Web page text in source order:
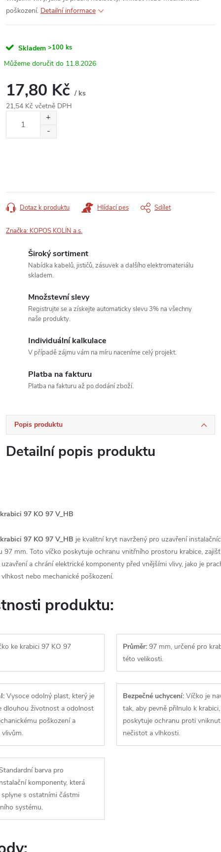
poškození. Detailní informace
Skladem >100 ks
11.8.2026
17,80 Kč / ks
21,54 Kč včetně DPH
Dotaz k produktu Hlídací pes Sdílet
Značka: KOPOS KOLÍN a.s.
Široký sortiment
Nabídka kabelů, jističů, zásuvek a dalšího elektromateriálu
skladem.
Množstevní slevy
Registrujte se a získejte automaticky slevu 3% na všechny
naše produkty.
Individuální kalkulace
V případě zájmu vám na míru naceníme celý projekt.
Platba na fakturu
Platba na fakturu až po dodání zboží.
Popis produktu
Detailní popis produktu
97 KO 97 V_HB
97 KO 97 V_HB je kvalitní kryt navržený pro uzavření
97 mm. Toto víčko poskytuje ochranu vnitřního prostoru krabice,
a chrání elektrické komponenty před vnějšími vlivy, jako je
nebo mechanické poškození.
produktu:
ke krabici 97 KO 97 Průměr: 97 mm, určené pro
této velikosti.
Vysoce odolný plast, který je
dlouhou životnost a odolnost
poškození a
Bezpečné uchycení: Víčko je
tak, aby pevně přilnulo k
poskytuje ochranu proti
nečistot a vlhkosti.
barva pro
komponenty, která
s ostatními částmi
systému.